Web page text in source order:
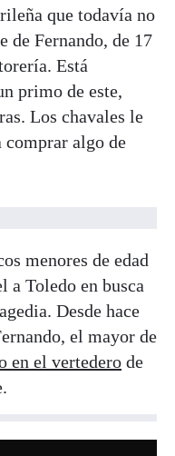
que todavía no
de Fernando, de 17
Está
primo de este,
Los chavales le
comprar algo de
menores de edad
a Toledo en busca
Desde hace
el mayor de
en el vertedero de